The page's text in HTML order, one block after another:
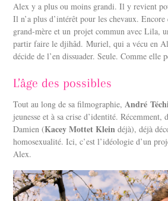
Alex y a plus ou moins grandi. Il y revient
Il n’a plus d’intérêt pour les chevaux.
grand-mère et un projet commun avec Lila,
partir faire le djihâd. Muriel, qui a vécu en
décide de l’en dissuader. Seule. Comme elle
L’âge des possibles
Tout au long de sa filmographie,André
jeunesse et à sa crise d’identité. Récemment,
Damien (Kacey Mottet Klein déjà), déjà
homosexualité. Ici, c’est l’idéologie d’un
Alex.